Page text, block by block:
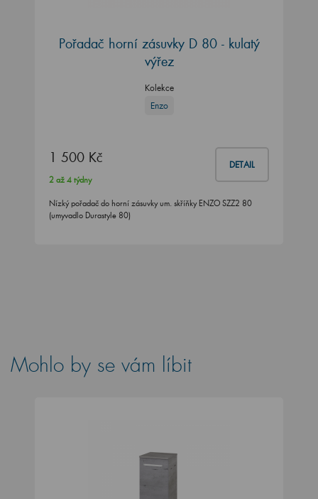
Pořadač horní zásuvky D 80 - kulatý
výřez
Kolekce
Enzo
1 500 Kč DETAIL
2 až 4 týdny
Nízký pořadač do horní zásuvky um. skříňky ENZO SZZ2 80
(umyvadlo Durastyle 80)
Mohlo by se vám líbit